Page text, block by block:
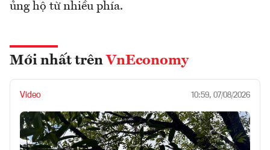
ủng hộ từ nhiều phía.
Mới nhất trên VnEconomy
Video 10:59, 07/08/2026